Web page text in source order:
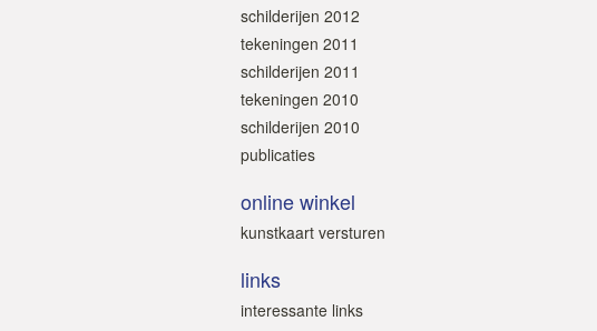
schilderijen 2012
tekeningen 2011
schilderijen 2011
tekeningen 2010
schilderijen 2010
publicaties
online winkel
kunstkaart versturen
links
interessante links